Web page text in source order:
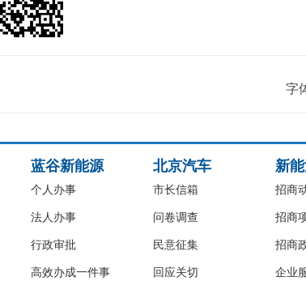
字
蓝谷新能源
个人办事
法人办事
行政审批
高效办成一件事
北京汽车
市长信箱
问卷调查
民意征集
回应关切
新
招商
招商
招商
企业